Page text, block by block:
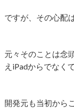
ですが、その心配
元々そのことは念
えiPadからでなく
開発元も当初から